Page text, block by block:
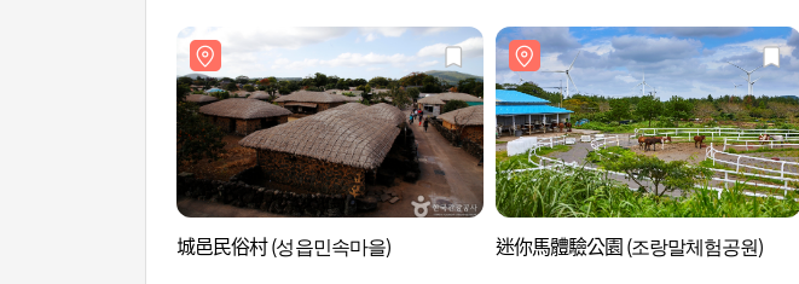
城邑民俗村 (성읍민속마을) 迷你馬體驗公園 (조랑말체험공원)